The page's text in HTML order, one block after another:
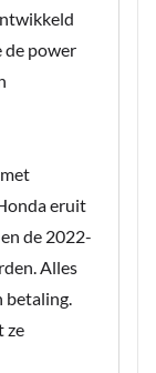
de power
eruit
de 2022-
Alles
betaling.
ze